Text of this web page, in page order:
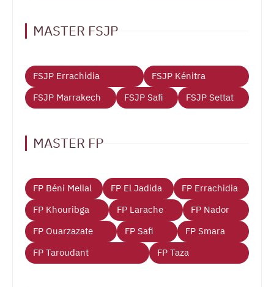
MASTER FSJP
FSJP Errachidia
FSJP Kénitra
FSJP Marrakech
FSJP Safi FSJP Settat
MASTER FP
FP Béni Mellal FP El Jadida
FP Errachidia
FP Khouribga
FP Larache
FP Nador
FP Ouarzazate
FP Safi
FP Smara
FP Taroudant
FP Taza